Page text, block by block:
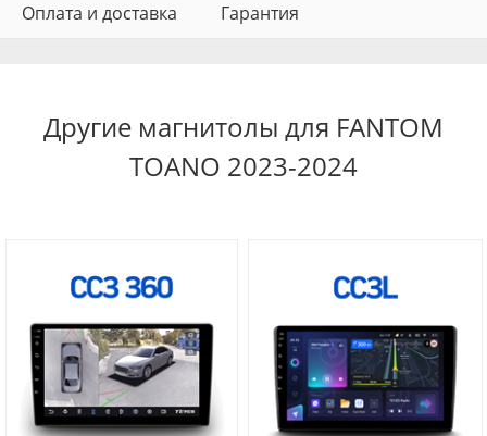
Оплата и доставка Гарантия
Другие магнитолы для FANTOM
TOANO 2023-2024